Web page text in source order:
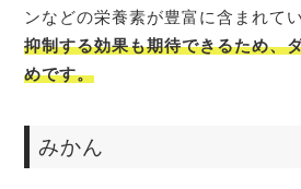
ンなどの栄養素が豊富に含まれて
抑制する効果も期待できるため、
めです。
みかん